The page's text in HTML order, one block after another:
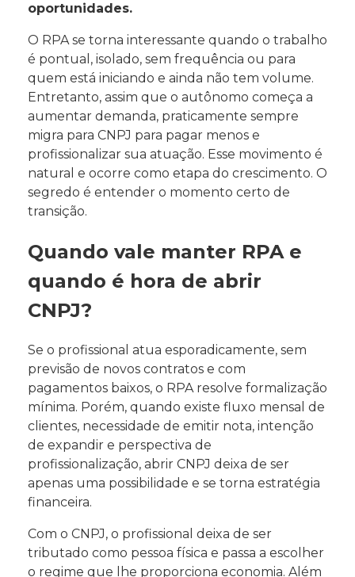
oportunidades.
O RPA se torna interessante quando o trabalho
é pontual, isolado, sem frequência ou para
quem está iniciando e ainda não tem volume.
Entretanto, assim que o autônomo começa a
aumentar demanda, praticamente sempre
migra para CNPJ para pagar menos e
profissionalizar sua atuação. Esse movimento é
natural e ocorre como etapa do crescimento. O
segredo é entender o momento certo de
transição.
Quando vale manter RPA e
quando é hora de abrir
CNPJ?
Se o profissional atua esporadicamente, sem
previsão de novos contratos e com
pagamentos baixos, o RPA resolve formalização
mínima. Porém, quando existe fluxo mensal de
clientes, necessidade de emitir nota, intenção
de expandir e perspectiva de
profissionalização, abrir CNPJ deixa de ser
apenas uma possibilidade e se torna estratégia
financeira.
Com o CNPJ, o profissional deixa de ser
tributado como pessoa física e passa a escolher
o regime que lhe proporciona economia. Além